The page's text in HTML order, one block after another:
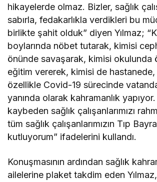
hikayelerde olmaz. Bizler, sağlık
sabırla, fedakarlıkla verdikleri bu
birlikte şahit olduk” diyen Yılmaz;
boylarında nöbet tutarak, kimisi
önünde savaşarak, kimisi okulunda
eğitim vererek, kimisi de
özellikle Covid-19 sürecinde
yanında olarak kahramanlık yapıyor.
kaybeden sağlık çalışanlarımızı
tüm sağlık çalışanlarımızın Tıp
kutluyorum” ifadelerini kullandı.
Konuşmasının ardından sağlık
ailelerine plaket takdim eden